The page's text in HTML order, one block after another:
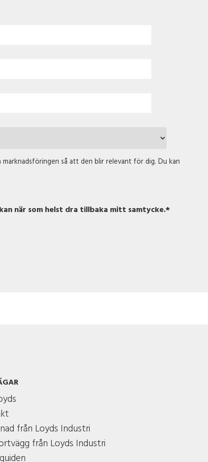
så att den blir relevant för dig. Du kan
när som helst dra tillbaka mitt samtycke.*
från Loyds Industri
från Loyds Industri